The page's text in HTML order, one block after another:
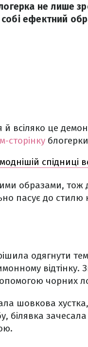
не лише
ефектний
всіляко це
сторінку
спідниці
образами, тож
пасує до стилю
одягнути
відтінку.
чорних
шовкова
зачесала